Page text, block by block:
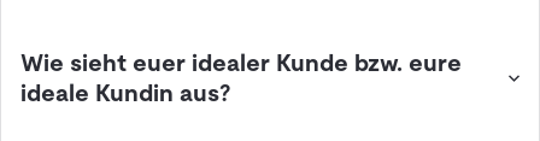
Wie sieht euer idealer Kunde bzw. eure
ideale Kundin aus?